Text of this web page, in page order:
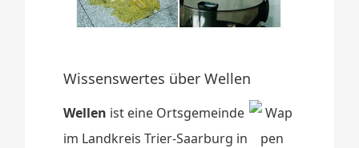
Wissenswertes über Wellen
Wellen ist eine Ortsgemeinde
im Landkreis Trier-Saarburg in